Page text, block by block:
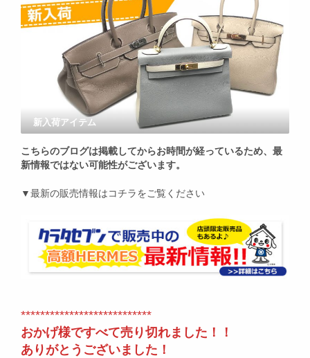
新入荷アイテム
こちらのブログは掲載してからお時間が経っているため、最
新情報ではない可能性がございます。
▼最新の販売情報はコチラをご覧ください
***************************
おかげ様ですべて売り切れました！！
ありがとうございました！